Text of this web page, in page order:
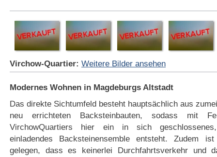
Virchow-Quartier: Weitere Bilder ansehen
Modernes Wohnen in Magdeburgs Altstadt
Das direkte Sichtumfeld besteht hauptsächlich aus
neu errichteten Backsteinbauten, sodass mit
VirchowQuartiers hier ein in sich
einladendes Backsteinensemble entsteht. Zudem
gelegen, dass es keinerlei Durchfahrtsverkehr und